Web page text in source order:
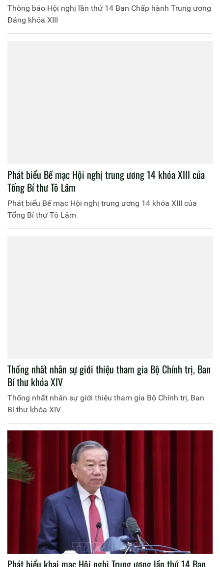
Thông báo Hội nghị lần thứ 14 Ban Chấp hành Trung ương
Đảng khóa XIII
Phát biểu Bế mạc Hội nghị trung ương 14 khóa XIII của
Tổng Bí thư Tô Lâm
Phát biểu Bế mạc Hội nghị trung ương 14 khóa XIII của
Tổng Bí thư Tô Lâm
Thống nhất nhân sự giới thiệu tham gia Bộ Chính trị, Ban
Bí thư khóa XIV
Thống nhất nhân sự giới thiệu tham gia Bộ Chính trị, Ban
Bí thư khóa XIV